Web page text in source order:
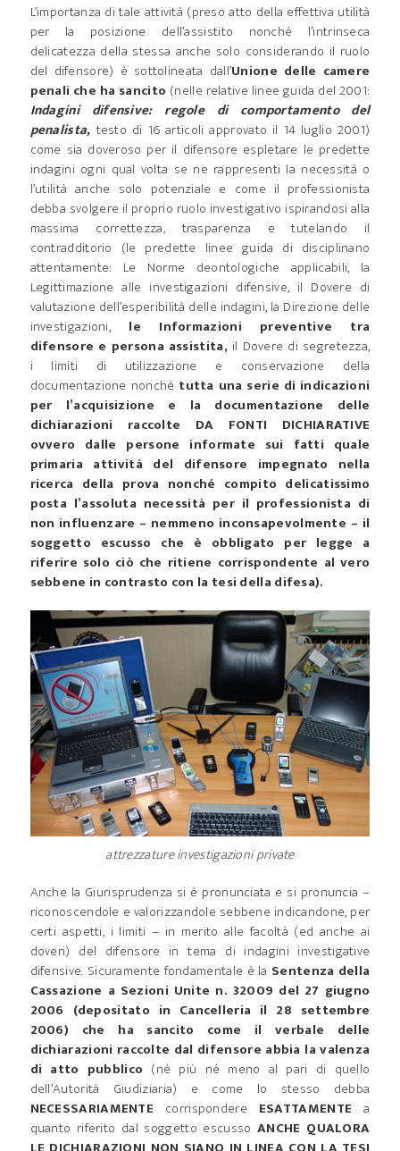
L’importanza di tale attività (preso atto della effettiva utilità
per la posizione dell’assistito nonché l’intrinseca
delicatezza della stessa anche solo considerando il ruolo
del difensore) è sottolineata dall’Unione delle camere
penali che ha sancito (nelle relative linee guida del 2001:
Indagini difensive: regole di comportamento del
penalista, testo di 16 articoli approvato il 14 luglio 2001)
come sia doveroso per il difensore espletare le predette
indagini ogni qual volta se ne rappresenti la necessità o
l’utilità anche solo potenziale e come il professionista
debba svolgere il proprio ruolo investigativo ispirandosi alla
massima correttezza, trasparenza e tutelando il
contradditorio (le predette linee guida di disciplinano
attentamente: Le Norme deontologiche applicabili, la
Legittimazione alle investigazioni difensive, il Dovere di
valutazione dell’esperibilità delle indagini, la Direzione delle
investigazioni, le Informazioni preventive tra
difensore e persona assistita, il Dovere di segretezza,
i limiti di utilizzazione e conservazione della
documentazione nonché tutta una serie di indicazioni
per l’acquisizione e la documentazione delle
dichiarazioni raccolte DA FONTI DICHIARATIVE
ovvero dalle persone informate sui fatti quale
primaria attività del difensore impegnato nella
ricerca della prova nonché compito delicatissimo
posta l’assoluta necessità per il professionista di
non influenzare – nemmeno inconsapevolmente – il
soggetto escusso che è obbligato per legge a
riferire solo ciò che ritiene corrispondente al vero
sebbene in contrasto con la tesi della difesa).
attrezzature investigazioni private
Anche la Giurisprudenza si è pronunciata e si pronuncia –
riconoscendole e valorizzandole sebbene indicandone, per
certi aspetti, i limiti – in merito alle facoltà (ed anche ai
doveri) del difensore in tema di indagini investigative
difensive. Sicuramente fondamentale è la Sentenza della
Cassazione a Sezioni Unite n. 32009 del 27 giugno
2006 (depositato in Cancelleria il 28 settembre
2006) che ha sancito come il verbale delle
dichiarazioni raccolte dal difensore abbia la valenza
di atto pubblico (né più né meno al pari di quello
dell’Autorità Giudiziaria) e come lo stesso debba
NECESSARIAMENTE corrispondere ESATTAMENTE a
quanto riferito dal soggetto escussoANCHE QUALORA